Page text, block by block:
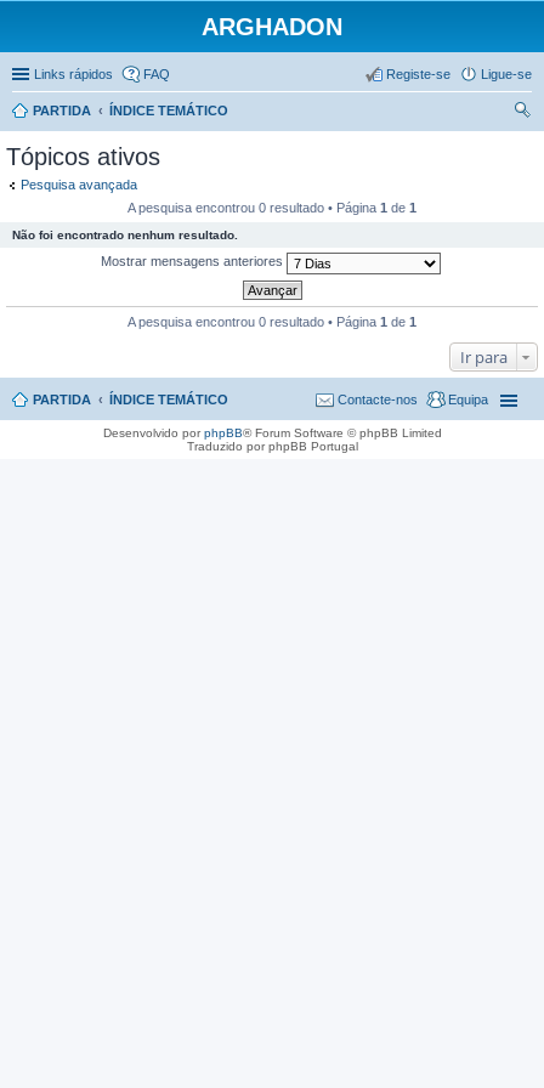
ARGHADON
Links rápidos FAQ Ligue-se
Registe-se
PARTIDA
ÍNDICE TEMÁTICO
Tópicos ativos
Pesquisa avançada
A pesquisa encontrou 0 resultado • Página 1 de 1
Não foi encontrado nenhum resultado.
Mostrar mensagens anteriores
A pesquisa encontrou 0 resultado • Página 1 de 1
Ir para
PARTIDA ÍNDICE TEMÁTICO Equipa
Contacte-nos
Desenvolvido porphpBB® Forum Software © phpBB Limited
Traduzido por phpBB Portugal